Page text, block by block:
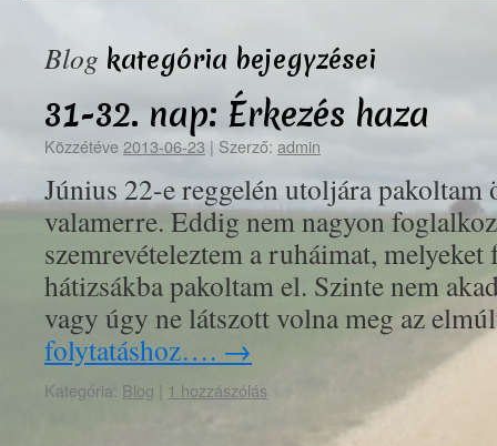
Blog kategória bejegyzései
31-32. nap: Érkezés haza
Közzétéve2013-06-23 | Szerző: admin
Június 22-e reggelén utoljára
valamerre. Eddig nem nagyon
szemrevételeztem a ruháimat,
hátizsákba pakoltam el. Szinte nem
vagy úgy ne látszott volna meg az
folytatáshoz…. →
Kategória: Blog 1 hozzászólás